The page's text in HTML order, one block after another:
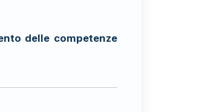
delle competenze